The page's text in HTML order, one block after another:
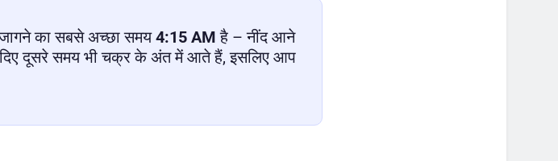
का सबसे अच्छा समय4:15 AM है – नींद आने
दूसरे समय भी चक्र के अंत में आते हैं, इसलिए आप